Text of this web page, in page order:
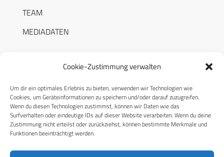
Cookie-Zustimmung verwalten
Um dir ein optimales Erlebnis zu bieten, verwenden wir Technologien wie
Cookies, um Geräteinformationen zu speichern und/oder darauf zuzugreifen.
Wenn du diesen Technologien zustimmst, können wir Daten wie das
Surfverhalten oder eindeutige IDs auf dieser Website verarbeiten. Wenn du deine
Zustimmung nicht erteilst oder zurückziehst, können bestimmte Merkmale und
Funktionen beeinträchtigt werden.
TEAM
MEDIADATEN
RECHTLICHES
Datenschutzerklärung
Cookie-Richtlinie (EU)